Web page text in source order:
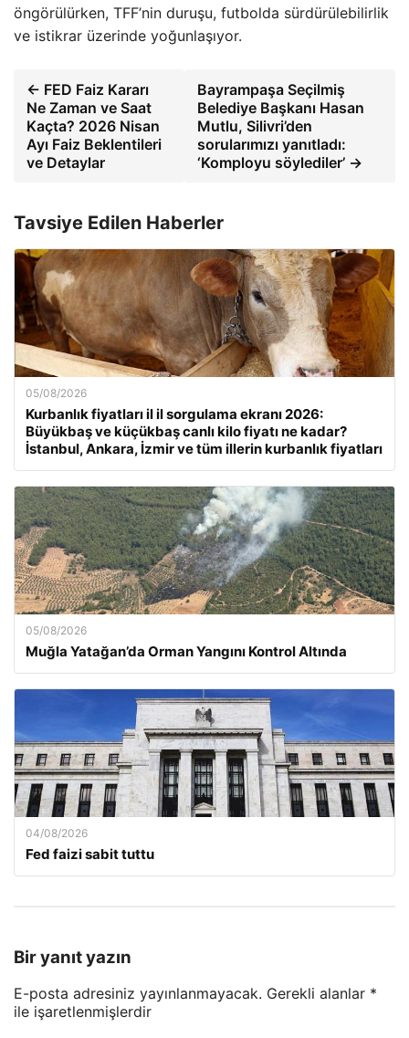
öngörülürken, TFF’nin duruşu, futbolda sürdürülebilirlik
ve istikrar üzerinde yoğunlaşıyor.
← FED Faiz Kararı
Ne Zaman ve Saat
Kaçta? 2026 Nisan
Ayı Faiz Beklentileri
ve Detaylar
Bayrampaşa Seçilmiş
Belediye Başkanı Hasan
Mutlu, Silivri’den
sorularımızı yanıtladı:
‘Komployu söylediler’ →
Tavsiye Edilen Haberler
05/08/2026
Kurbanlık fiyatları il il sorgulama ekranı 2026:
Büyükbaş ve küçükbaş canlı kilo fiyatı ne kadar?
İstanbul, Ankara, İzmir ve tüm illerin kurbanlık fiyatları
05/08/2026
Muğla Yatağan’da Orman Yangını Kontrol Altında
04/08/2026
Fed faizi sabit tuttu
Bir yanıt yazın
E-posta adresiniz yayınlanmayacak. Gerekli alanlar *
ile işaretlenmişlerdir